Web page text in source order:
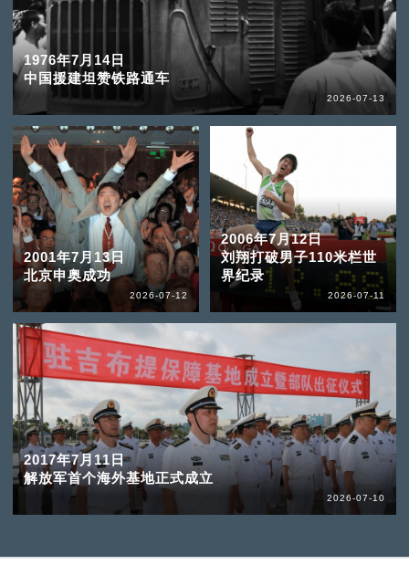
1976年7月14日
中国援建坦赞铁路通车
2026-07-13
2001年7月13日
北京申奥成功
2026-07-12
2006年7月12日
刘翔打破男子110米栏世
界纪录
2026-07-11
2017年7月11日
解放军首个海外基地正式成立
2026-07-10